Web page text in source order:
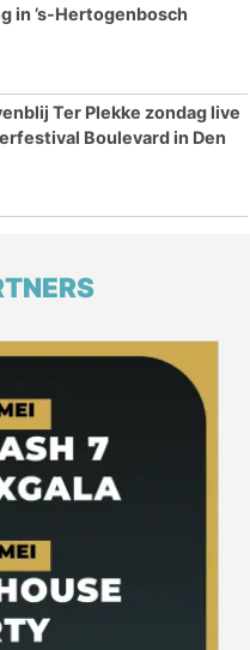
in ’s-Hertogenbosch
Ter Plekke zondag live
Boulevard in Den